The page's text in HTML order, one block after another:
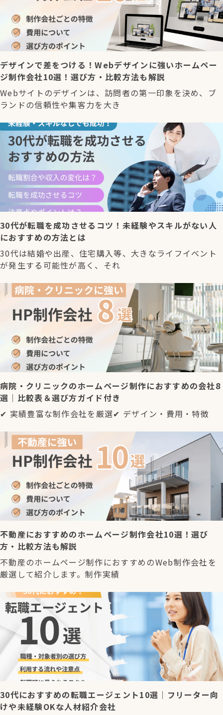
デザインで差をつける！Webデザインに強いホームペー
ジ制作会社10選！選び方・比較方法も解説
Webサイトのデザインは、訪問者の第一印象を決め、ブ
ランドの信頼性や集客力を大き
30代が転職を成功させるコツ！未経験やスキルがない人
におすすめの方法とは
30代は結婚や出産、住宅購入等、大きなライフイベント
が発生する可能性が高く、それ
病院・クリニックのホームページ制作におすすめの会社8
選｜比較表＆選び方ガイド付き
✔ 実績豊富な制作会社を厳選✔ デザイン・費用・特徴
不動産におすすめのホームページ制作会社10選！選び
方・比較方法も解説
不動産のホームページ制作におすすめのWeb制作会社を
厳選して紹介します。制作実績
30代におすすめの転職エージェント10選｜フリーター向
けや未経験OKな人材紹介会社